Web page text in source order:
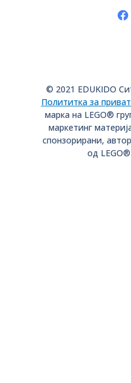
© 2021 EDUKIDO
Полититка за
марка на LEGO®
маркетинг
спонзорирани,
од LEGO®